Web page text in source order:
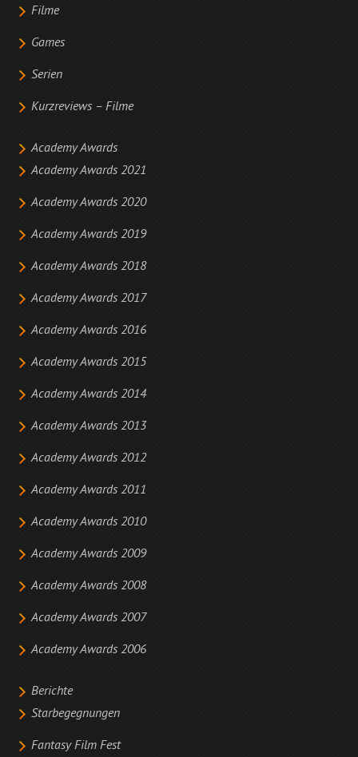
Filme
Games
Serien
Kurzreviews – Filme
Academy Awards
Academy Awards 2021
Academy Awards 2020
Academy Awards 2019
Academy Awards 2018
Academy Awards 2017
Academy Awards 2016
Academy Awards 2015
Academy Awards 2014
Academy Awards 2013
Academy Awards 2012
Academy Awards 2011
Academy Awards 2010
Academy Awards 2009
Academy Awards 2008
Academy Awards 2007
Academy Awards 2006
Berichte
Starbegegnungen
Fantasy Film Fest